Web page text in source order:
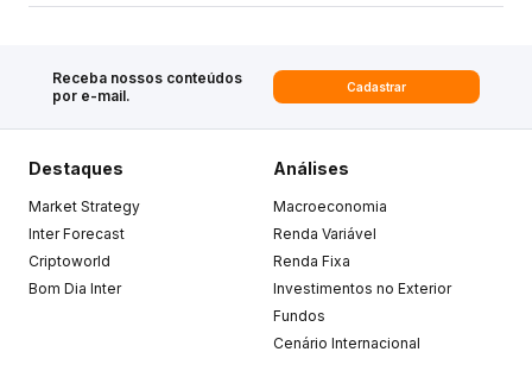
Receba nossos conteúdos
por e-mail.
Cadastrar
Destaques
Market Strategy
Inter Forecast
Criptoworld
Bom Dia Inter
Análises
Macroeconomia
Renda Variável
Renda Fixa
Investimentos no Exterior
Fundos
Cenário Internacional